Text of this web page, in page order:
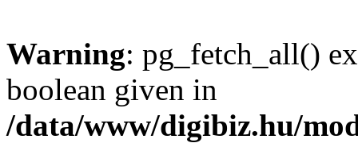
Warning: pg_fetch_all()
boolean given in
/data/www/digibiz.hu/